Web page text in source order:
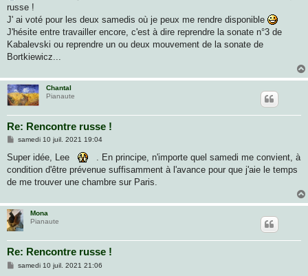
a
g
russe !
J' ai voté pour les deux samedis où je peux me rendre disponible
J'hésite entre travailler encore, c'est à dire reprendre la sonate n°3 de
Kabalevski ou reprendre un ou deux mouvement de la sonate de
Bortkiewicz...
Chantal
Pianaute
Re: Rencontre russe !
M
s
s
a
g
samedi 10 juil. 2021 19:04
Super idée, Lee
. En principe, n'importe quel samedi me convient, à
condition d'être prévenue suffisamment à l'avance pour que j'aie le temps
de me trouver une chambre sur Paris.
Mona
Pianaute
Re: Rencontre russe !
Msamedi 10 juil. 2021 21:06